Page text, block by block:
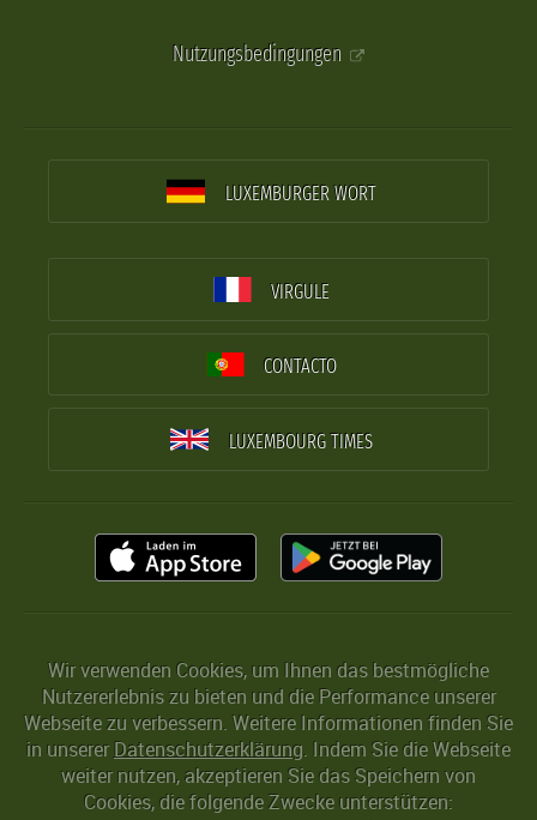
Nutzungsbedingungen
LUXEMBURGER WORT
VIRGULE
CONTACTO
LUXEMBOURG TIMES
Wir verwenden Cookies, um Ihnen das bestmögliche
Nutzererlebnis zu bieten und die Performance unserer
Webseite zu verbessern. Weitere Informationen finden Sie
in unserer Datenschutzerklärung. Indem Sie die Webseite
weiter nutzen, akzeptieren Sie das Speichern von
Cookies, die folgende Zwecke unterstützen: